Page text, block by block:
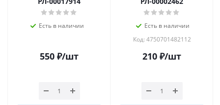
Есть в наличии
550 ₽/шт
Есть в наличии
Код: 4750701482112
210 ₽/шт